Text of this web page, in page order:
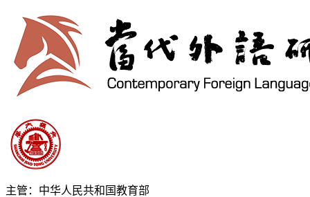
主管：中华人民共和国教育部